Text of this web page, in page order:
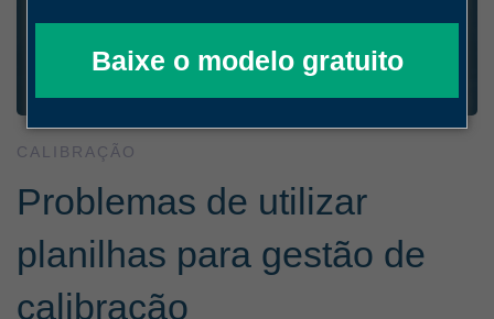
Baixe o modelo gratuito
CALIBRAÇÃO
Problemas de utilizar
planilhas para gestão de
calibração